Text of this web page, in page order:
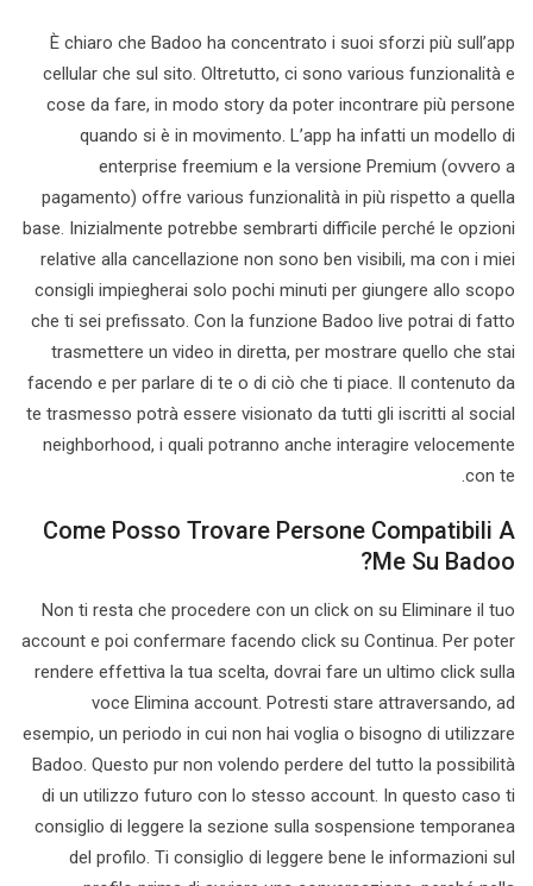
È chiaro che Badoo ha concentrato i suoi sforzi più sull’app
cellular che sul sito. Oltretutto, ci sono various funzionalità e
cose da fare, in modo story da poter incontrare più persone
quando si è in movimento. L’app ha infatti un modello di
enterprise freemium e la versione Premium (ovvero a
pagamento) offre various funzionalità in più rispetto a quella
base. Inizialmente potrebbe sembrarti difficile perché le opzioni
relative alla cancellazione non sono ben visibili, ma con i miei
consigli impiegherai solo pochi minuti per giungere allo scopo
che ti sei prefissato. Con la funzione Badoo live potrai di fatto
trasmettere un video in diretta, per mostrare quello che stai
facendo e per parlare di te o di ciò che ti piace. Il contenuto da
te trasmesso potrà essere visionato da tutti gli iscritti al social
neighborhood, i quali potranno anche interagire velocemente
con te.
Come Posso Trovare Persone Compatibili A
Me Su Badoo?
Non ti resta che procedere con un click on su Eliminare il tuo
account e poi confermare facendo click su Continua. Per poter
rendere effettiva la tua scelta, dovrai fare un ultimo click sulla
voce Elimina account. Potresti stare attraversando, ad
esempio, un periodo in cui non hai voglia o bisogno di utilizzare
Badoo. Questo pur non volendo perdere del tutto la possibilità
di un utilizzo futuro con lo stesso account. In questo caso ti
consiglio di leggere la sezione sulla sospensione temporanea
del profilo. Ti consiglio di leggere bene le informazioni sul